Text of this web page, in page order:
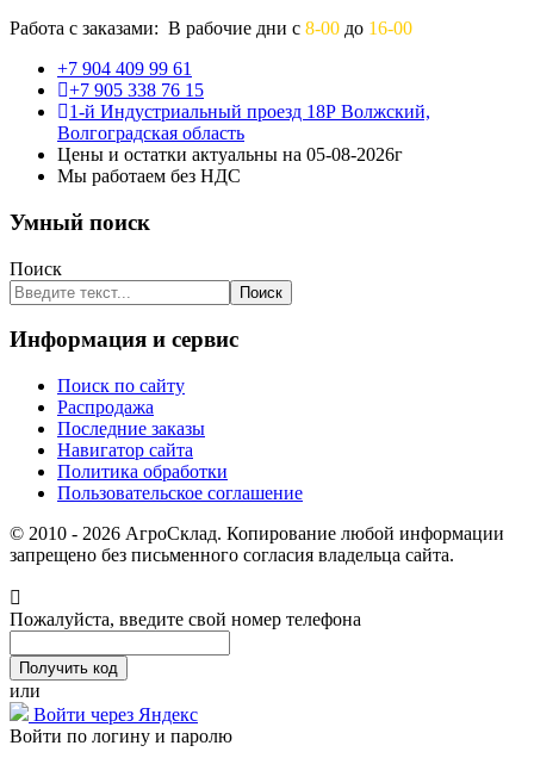
Работа с заказами: В рабочие дни с 8-00 до 16-00
+7 904 409 99 61
+7 905 338 76 15
1-й Индустриальный проезд 18Р Волжский,
Волгоградская область
Цены и остатки актуальны на 05-08-2026г
Мы работаем без НДС
Умный поиск
Поиск
Поиск
Информация и сервис
Поиск по сайту
Распродажа
Последние заказы
Навигатор сайта
Политика обработки
Пользовательское соглашение
© 2010 - 2026 АгроСклад. Копирование любой информации
запрещено без письменного согласия владельца сайта.
Пожалуйста, введите свой номер телефона
или
Войти через Яндекс
Войти по логину и паролю